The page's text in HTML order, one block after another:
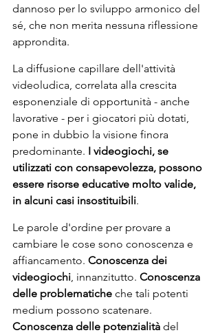
dannoso per lo sviluppo armonico del
sé, che non merita nessuna riflessione
approndita.
La diffusione capillare dell'attività
videoludica, correlata alla crescita
esponenziale di opportunità - anche
lavorative - per i giocatori più dotati,
pone in dubbio la visione finora
predominante. I videogiochi, se
utilizzati con consapevolezza, possono
essere risorse educative molto valide,
in alcuni casi insostituibili.
Le parole d'ordine per provare a
cambiare le cose sono conoscenza e
affiancamento. Conoscenza dei
videogiochi, innanzitutto. Conoscenza
delle problematiche che tali potenti
medium possono scatenare.
Conoscenza delle potenzialità del